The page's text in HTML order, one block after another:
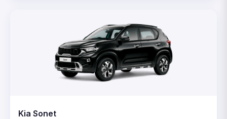
Kia Sonet